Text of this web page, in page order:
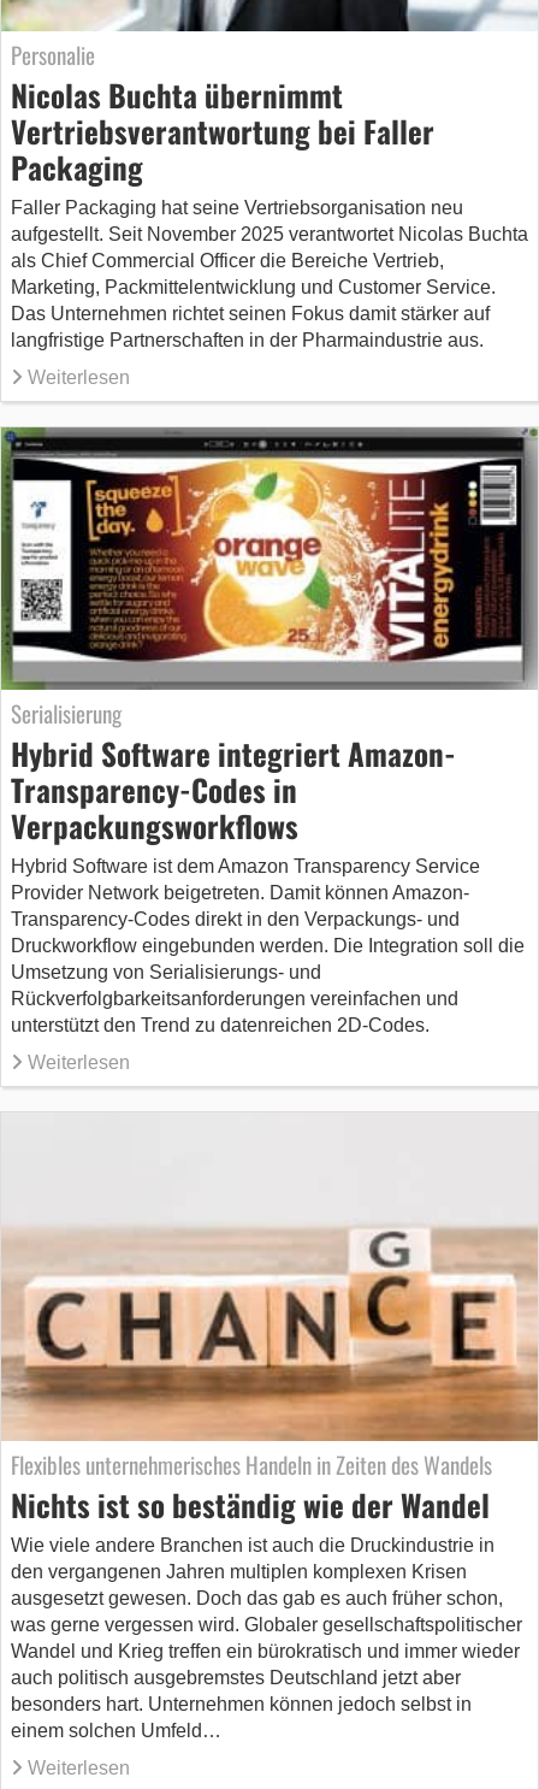
Personalie
Nicolas Buchta übernimmt
Vertriebsverantwortung bei Faller
Packaging
Faller Packaging hat seine Vertriebsorganisation neu
aufgestellt. Seit November 2025 verantwortet Nicolas Buchta
als Chief Commercial Officer die Bereiche Vertrieb,
Marketing, Packmittelentwicklung und Customer Service.
Das Unternehmen richtet seinen Fokus damit stärker auf
langfristige Partnerschaften in der Pharmaindustrie aus.
Weiterlesen
Serialisierung
Hybrid Software integriert Amazon-
Transparency-Codes in
Verpackungsworkflows
Hybrid Software ist dem Amazon Transparency Service
Provider Network beigetreten. Damit können Amazon-
Transparency-Codes direkt in den Verpackungs- und
Druckworkflow eingebunden werden. Die Integration soll die
Umsetzung von Serialisierungs- und
Rückverfolgbarkeitsanforderungen vereinfachen und
unterstützt den Trend zu datenreichen 2D-Codes.
Weiterlesen
Flexibles unternehmerisches Handeln in Zeiten des Wandels
Nichts ist so beständig wie der Wandel
Wie viele andere Branchen ist auch die Druckindustrie in
den vergangenen Jahren multiplen komplexen Krisen
ausgesetzt gewesen. Doch das gab es auch früher schon,
was gerne vergessen wird. Globaler gesellschaftspolitischer
Wandel und Krieg treffen ein bürokratisch und immer wieder
auch politisch ausgebremstes Deutschland jetzt aber
besonders hart. Unternehmen können jedoch selbst in
einem solchen Umfeld…
Weiterlesen